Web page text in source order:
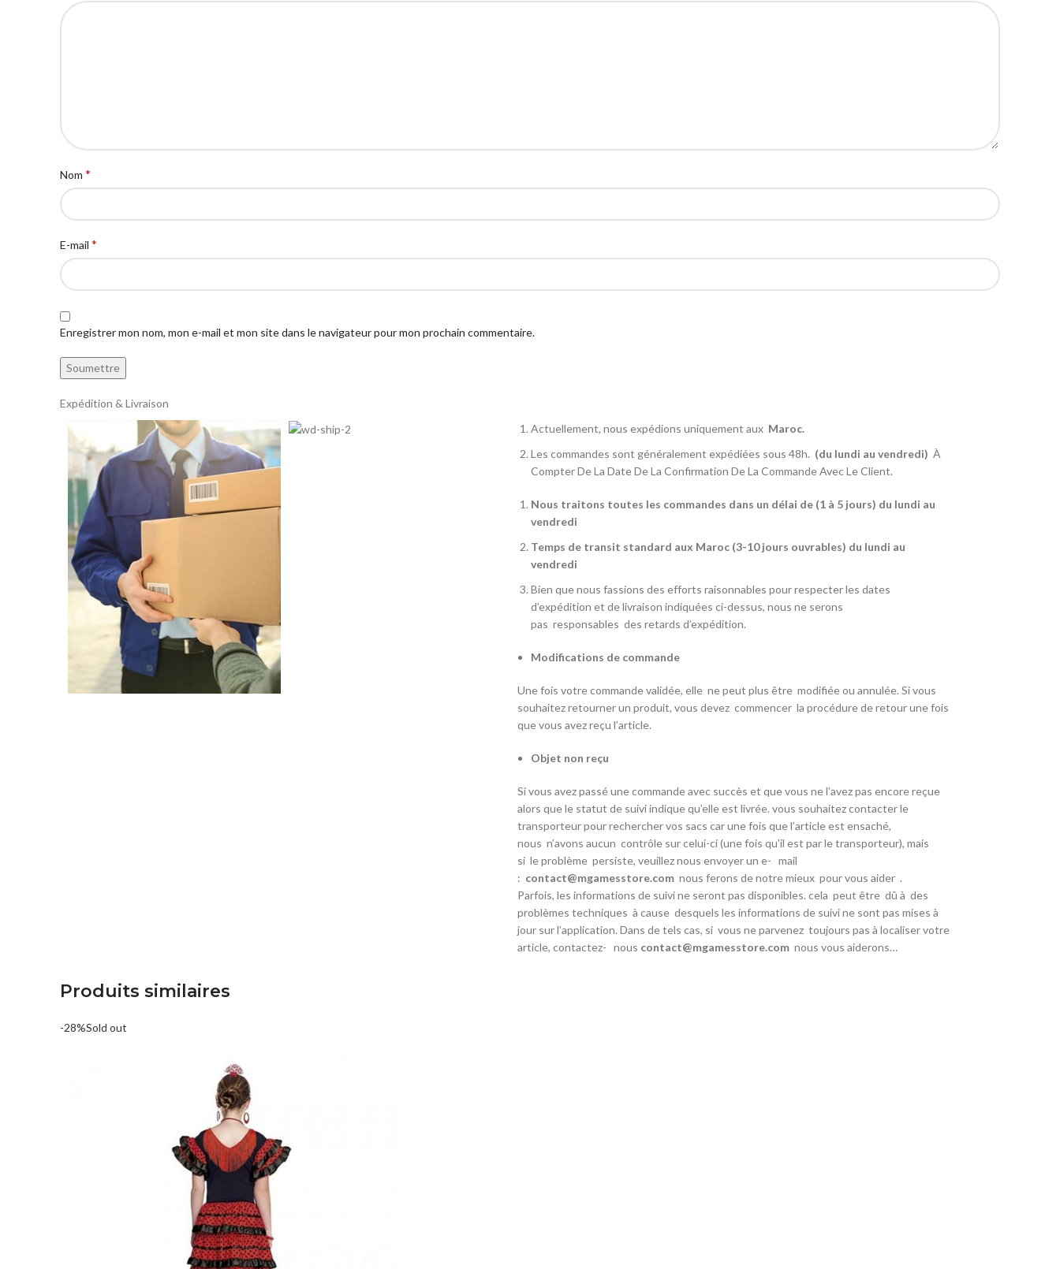
Nom *
E-mail *
Enregistrer mon nom, mon e-mail et mon site dans le navigateur pour mon prochain commentaire.
Expédition & Livraison
Actuellement, nous expédions uniquement aux Maroc.
Les commandes sont généralement expédiées sous 48h. (du lundi au vendredi) À
Compter De La Date De La Confirmation De La Commande Avec Le Client.
Nous traitons toutes les commandes dans un délai de (1 à 5 jours) du lundi au
vendredi
Temps de transit standard aux Maroc (3-10 jours ouvrables) du lundi au
vendredi
Bien que nous fassions des efforts raisonnables pour respecter les dates
d’expédition et de livraison indiquées ci-dessus, nous ne serons
pas responsables des retards d’expédition.
Modifications de commande
Une fois votre commande validée, elle ne peut plus être modifiée ou annulée. Si vous
souhaitez retourner un produit, vous devez commencer la procédure de retour une fois
que vous avez reçu l’article.
Objet non reçu
Si vous avez passé une commande avec succès et que vous ne l’avez pas encore reçue
alors que le statut de suivi indique qu’elle est livrée. vous souhaitez contacter le
transporteur pour rechercher vos sacs car une fois que l’article est ensaché,
nous n’avons aucun contrôle sur celui-ci (une fois qu’il est par le transporteur), mais
si le problème persiste, veuillez nous envoyer un e- mail
: contact@mgamesstore.com nous ferons de notre mieux pour vous aider .
Parfois, les informations de suivi ne seront pas disponibles. cela peut être dû à des
problèmes techniques à cause desquels les informations de suivi ne sont pas mises à
jour sur l’application. Dans de tels cas, si vous ne parvenez toujours pas à localiser votre
article, contactez- nous contact@mgamesstore.com nous vous aiderons…
Produits similaires
-28%Sold out